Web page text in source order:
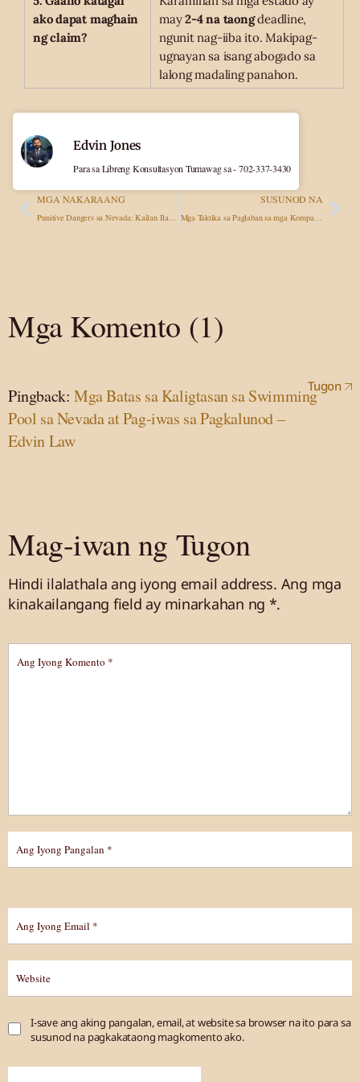
ako dapat maghain
ng claim?
may2-4 na taongdeadline,
ngunit nag-iiba ito. Makipag-
ugnayan sa isang abogado sa
lalong madaling panahon.
MGA NAKARAANG
Punitive Dangers sa Nevada: Kailan Ilalapat ang mga Ito?
SUSUNOD NA
Mga Taktika sa Paglaban sa mga Kompanya ng Seguro: Mga Karaniwang Istratehiya upang Bawasan ang mga Bayad at Paano Tumugon
Edvin Jones
Para sa Libreng Konsultasyon Tumawag sa - 702-337-3430
Mga Komento (1)
Pingback: Mga Batas sa Kaligtasan sa Swimming
Pool sa Nevada at Pag-iwas sa Pagkalunod –
Edvin Law
Tugon
Mag-iwan ng Tugon
Hindi ilalathala ang iyong email address. Ang mga
kinakailangang field ay minarkahan ng *.
I-save ang aking pangalan, email, at website sa browser na ito para sa
susunod na pagkakataong magkomento ako.